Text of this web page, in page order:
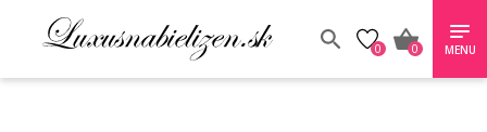
0 0 MENU